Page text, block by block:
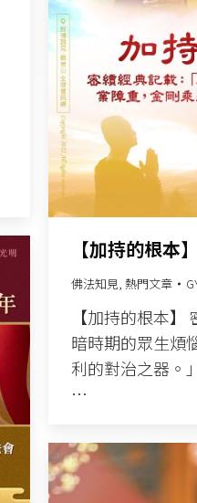
【加持的根本】
佛法知見, 熱門文章
【加持的根本
暗時期的眾生煩
利的對治之器。
…